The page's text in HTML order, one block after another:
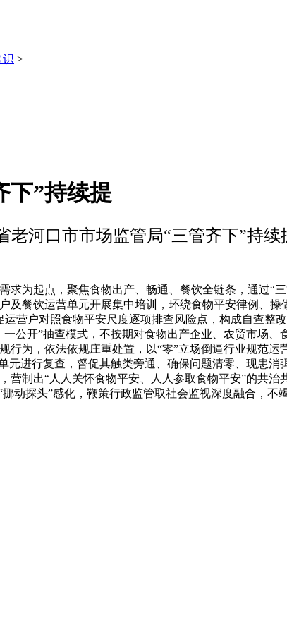
识 >
下”持续提
老河口市市场监管局“三管齐下”持续
起点，聚焦食物出产、畅通、餐饮全链条，通过“
及餐饮运营单元开展集中培训，环绕食物平安律例、
营户对照食物平安尺度逐项排查风险点，构成自查整
公开”抽查模式，不按期对食物出产企业、农贸市场
为，依法依规庄重处置，以“零”立场倒逼行业规范
进行复查，督促其触类旁通、确保问题清零、现患
制出“人人关怀食物平安、人人参取食物平安”的共
动探头”感化，鞭策行政监管取社会监视深度融合，